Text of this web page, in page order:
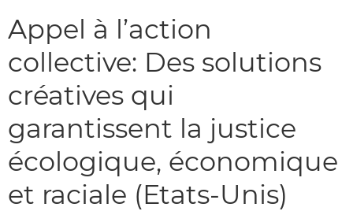
Appel à l’action
collective: Des solutions
créatives qui
garantissent la justice
écologique, économique
et raciale (Etats-Unis)